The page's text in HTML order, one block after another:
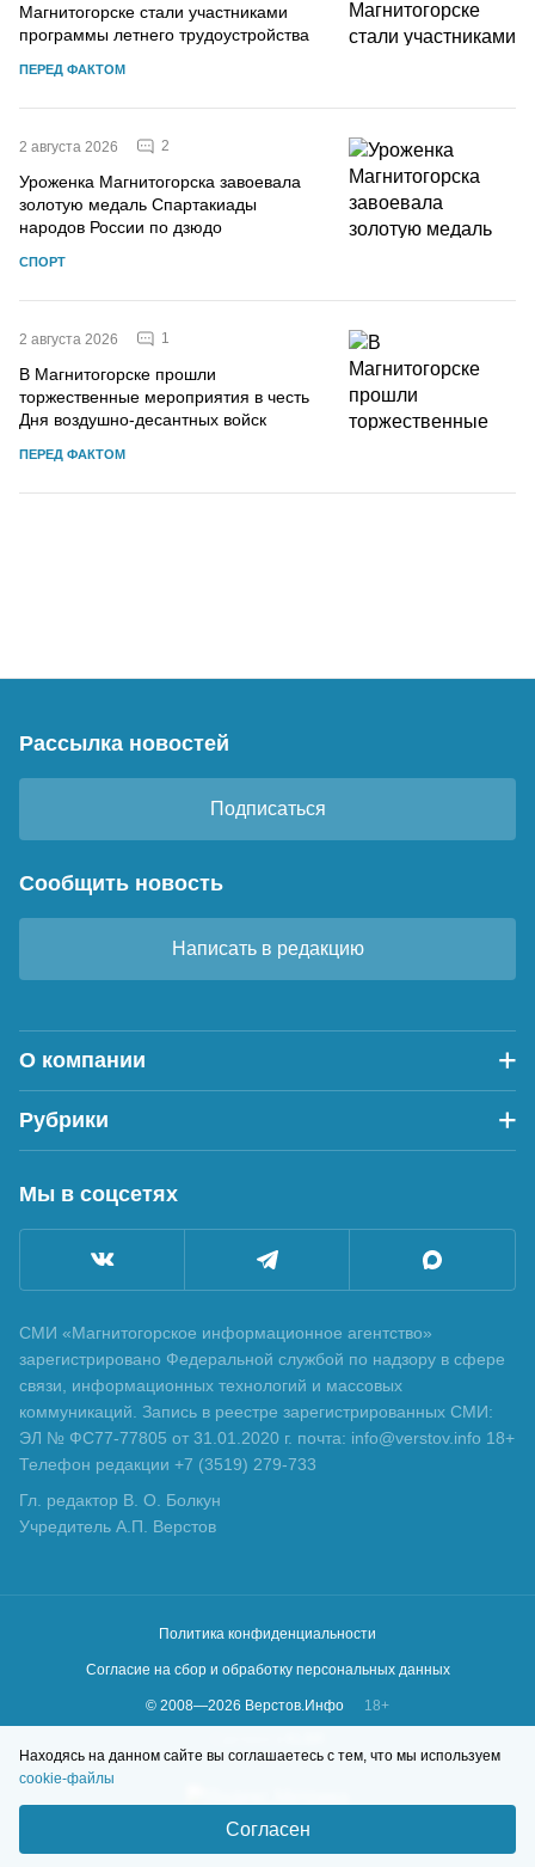
Магнитогорске стали участниками
программы летнего трудоустройства
ПЕРЕД ФАКТОМ
2 августа 2026 2
Уроженка Магнитогорска завоевала
золотую медаль Спартакиады
народов России по дзюдо
СПОРТ
2 августа 2026 1
В Магнитогорске прошли
торжественные мероприятия в честь
Дня воздушно-десантных войск
ПЕРЕД ФАКТОМ
Рассылка новостей
Подписаться
Сообщить новость
Написать в редакцию
О компании
Рубрики
Мы в соцсетях
СМИ «Магнитогорское информационное агентство»
зарегистрировано Федеральной службой по надзору в сфере
связи, информационных технологий и массовых
коммуникаций. Запись в реестре зарегистрированных СМИ:
ЭЛ № ФС77-77805 от 31.01.2020 г. почта: info@verstov.info 18+
Телефон редакции +7 (3519) 279-733
Гл. редактор В. О. Болкун
Учредитель А.П. Верстов
Политика конфиденциальности
Согласие на сбор и обработку персональных данных
© 2008—2026 Верстов.Инфо
18+
Находясь на данном сайте вы соглашаетесь с тем, что мы используем
cookie-файлы
Согласен